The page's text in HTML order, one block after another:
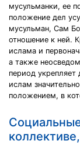
мусульманки, ее
положение дел
мусульман, Сам
отношение к ней.
ислама и
а также
период укрепляет
ислам
положением, в